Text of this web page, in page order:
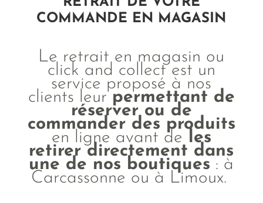
COMMANDE EN MAGASIN
Le retrait en magasin ou
click and collect est un
service proposé à nos
clients leur permettant de
réserver ou de
commander des produits
en ligne avant de les
retirer directement dans
une de nos boutiques : à
Carcassonne ou à Limoux.